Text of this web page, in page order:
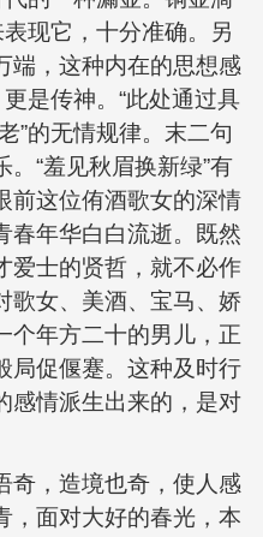
现它，十分准确。另
端，这种内在的思想感
是传神。“此处通过具
”的无情规律。末二句
“羞见秋眉换新绿”有
前这位侑酒歌女的深情
春年华白白流逝。既然
爱士的贤哲，就不必作
歌女、美酒、宝马、娇
个年方二十的男儿，正
局促偃蹇。这种及时行
感情派生出来的，是对
奇，造境也奇，使人感
，面对大好的春光，本